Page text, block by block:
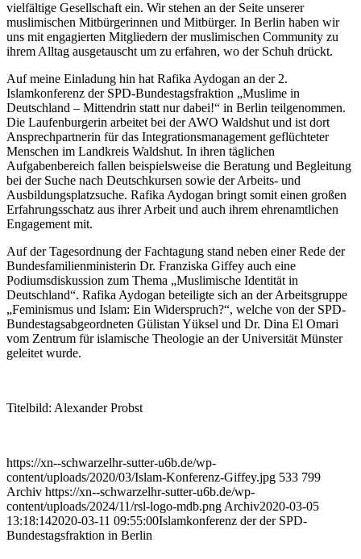
vielfältige Gesellschaft ein. Wir stehen an der Seite unserer
muslimischen Mitbürgerinnen und Mitbürger. In Berlin haben wir
uns mit engagierten Mitgliedern der muslimischen Community zu
ihrem Alltag ausgetauscht um zu erfahren, wo der Schuh drückt.
Auf meine Einladung hin hat Rafika Aydogan an der 2.
Islamkonferenz der SPD-Bundestagsfraktion „Muslime in
Deutschland – Mittendrin statt nur dabei!“ in Berlin teilgenommen.
Die Laufenburgerin arbeitet bei der AWO Waldshut und ist dort
Ansprechpartnerin für das Integrationsmanagement geflüchteter
Menschen im Landkreis Waldshut. In ihren täglichen
Aufgabenbereich fallen beispielsweise die Beratung und Begleitung
bei der Suche nach Deutschkursen sowie der Arbeits- und
Ausbildungsplatzsuche. Rafika Aydogan bringt somit einen großen
Erfahrungsschatz aus ihrer Arbeit und auch ihrem ehrenamtlichen
Engagement mit.
Auf der Tagesordnung der Fachtagung stand neben einer Rede der
Bundesfamilienministerin Dr. Franziska Giffey auch eine
Podiumsdiskussion zum Thema „Muslimische Identität in
Deutschland“. Rafika Aydogan beteiligte sich an der Arbeitsgruppe
„Feminismus und Islam: Ein Widerspruch?“, welche von der SPD-
Bundestagsabgeordneten Gülistan Yüksel und Dr. Dina El Omari
vom Zentrum für islamische Theologie an der Universität Münster
geleitet wurde.
Titelbild: Alexander Probst
https://xn--schwarzelhr-sutter-u6b.de/wp-
content/uploads/2020/03/Islam-Konferenz-Giffey.jpg 533 799
Archiv https://xn--schwarzelhr-sutter-u6b.de/wp-
content/uploads/2024/11/rsl-logo-mdb.png Archiv2020-03-05
13:18:142020-03-11 09:55:00Islamkonferenz der der SPD-
Bundestagsfraktion in Berlin